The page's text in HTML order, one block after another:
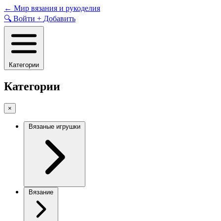
Skip
to
content
← Мир вязания и рукоделия
🔍 Войти + Добавить
Категории
Категории
×
Вязаные игрушки
Вязание